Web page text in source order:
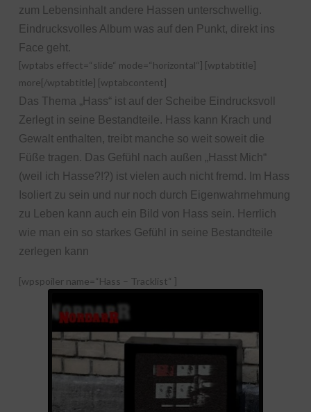
zum Lebensinhalt andere Hassen unterschwellig.
Eindrucksvolles Album was auf den Punkt, direkt ins
Face geht.
[wptabs effect=“slide“ mode=“horizontal“] [wptabtitle]
more[/wptabtitle] [wptabcontent]
Das Thema „Hass“ ist auf der Scheibe Eindrucksvoll
Zerlegt in seine Bestandteile. Hass kann Krach und
Gewalt enthalten, treibt manche so weit soweit die
Füße tragen. Das Gefühl nach außen „Hasst Mich“
(weil ich Hasse?!?) ist vielen auch nicht fremd. Im Hass
Isoliert zu sein und nur noch durch Eigenwahrnehmung
zu Leben kann auch ein Bild von Hass sein. Herrlich
wie man ein so starkes Gefühl in seine Bestandteile
zerlegen kann
[wpspoiler name=“Hass – Tracklist“ ]